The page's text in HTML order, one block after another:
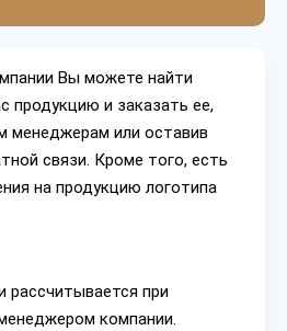
Вы можете найти
продукцию и заказать ее,
менеджерам или оставив
связи. Кроме того, есть
на продукцию логотипа
при
компании.